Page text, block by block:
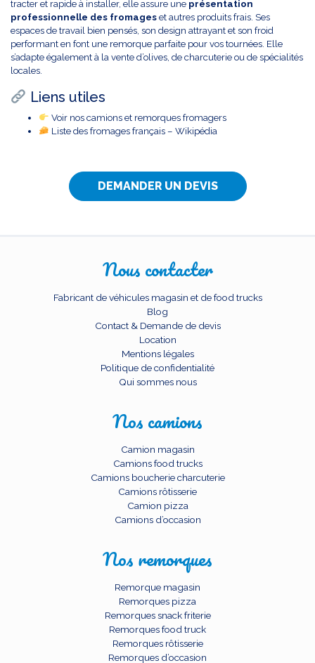
tracter et rapide à installer, elle assure une présentation
professionnelle des fromages et autres produits frais. Ses
espaces de travail bien pensés, son design attrayant et son froid
performant en font une remorque parfaite pour vos tournées. Elle
s’adapte également à la vente d’olives, de charcuterie ou de spécialités
locales.
Liens utiles
Voir nos camions et remorques fromagers
Liste des fromages français – Wikipédia
DEMANDER UN DEVIS
Nous contacter
Fabricant de véhicules magasin et de food trucks
Blog
Contact & Demande de devis
Location
Mentions légales
Politique de confidentialité
Qui sommes nous
Nos camions
Camion magasin
Camions food trucks
Camions boucherie charcuterie
Camions rôtisserie
Camion pizza
Camions d’occasion
Nos remorques
Remorque magasin
Remorques pizza
Remorques snack friterie
Remorques food truck
Remorques rôtisserie
Remorques d’occasion